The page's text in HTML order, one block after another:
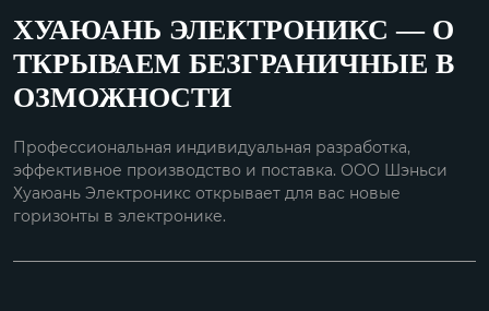
ХУАЮАНЬ ЭЛЕКТРОНИКС — О
ТКРЫВАЕМ БЕЗГРАНИЧНЫЕ В
ОЗМОЖНОСТИ
Профессиональная индивидуальная разработка,
эффективное производство и поставка. ООО Шэньси
Хуаюань Электроникс открывает для вас новые
горизонты в электронике.